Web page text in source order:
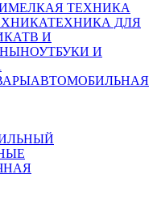
МЕЛКАЯ ТЕХНИКА
ТЕХНИКА ДЛЯ
ТВ И
НОУТБУКИ И
АВТОМОБИЛЬНАЯ